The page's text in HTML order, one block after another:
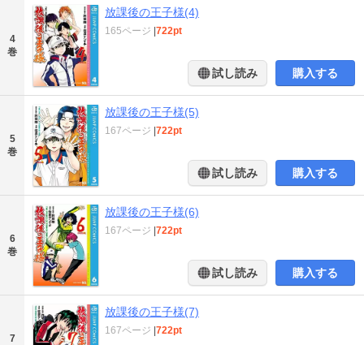
4
巻
放課後の王子様(4)
165ページ 722pt
試し読み 購入する
5
巻
放課後の王子様(5)
167ページ 722pt
試し読み 購入する
6
巻
放課後の王子様(6)
167ページ 722pt
試し読み 購入する
7
放課後の王子様(7)
167ページ 722pt